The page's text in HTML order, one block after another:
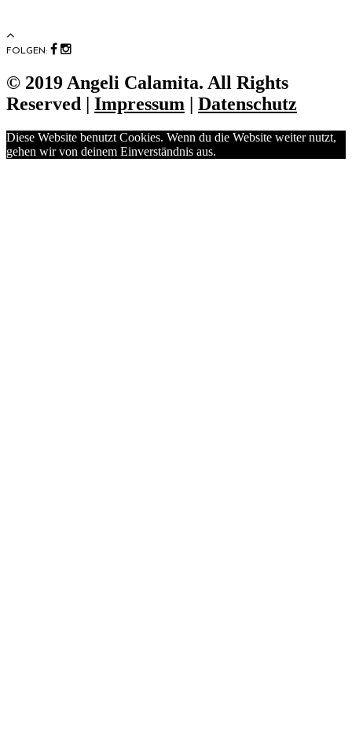
FOLGEN:
© 2019 Angeli Calamita. All Rights
Reserved | Impressum Datenschutz
Diese Website benutzt Cookies. Wenn du die Website weiter nutzt,
gehen wir von deinem Einverständnis aus.